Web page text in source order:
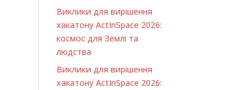
Виклики для вирішення
хакатону ActInSpace 2026:
космос для Землі та
людства
Виклики для вирішення
хакатону ActInSpace 2026: